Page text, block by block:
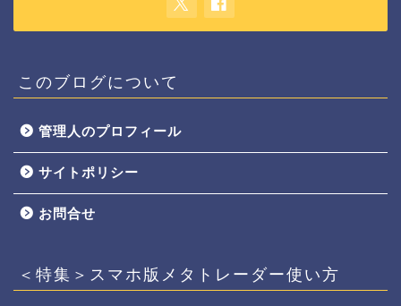
このブログについて
管理人のプロフィール
サイトポリシー
お問合せ
＜特集＞スマホ版メタトレーダー使い方